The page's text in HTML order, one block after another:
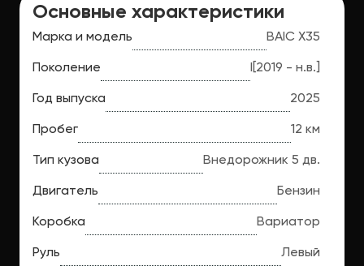
Основные характеристики
Марка и модель BAIC X35
Поколение [2019 - н.в.]
Год выпуска 2025
Пробег 12 км
Тип кузова Внедорожник 5 дв.
Двигатель Бензин
Коробка Вариатор
Руль Левый